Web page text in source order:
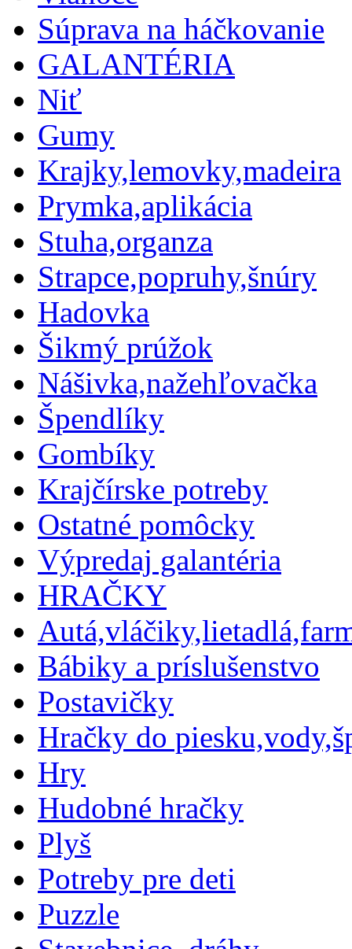
Súprava na háčkovanie
GALANTÉRIA
Niť
Gumy
Krajky,lemovky,madeira
Prymka,aplikácia
Stuha,organza
Strapce,popruhy,šnúry
Hadovka
Šikmý prúžok
Nášivka,nažehľovačka
Špendlíky
Gombíky
Krajčírske potreby
Ostatné pomôcky
Výpredaj galantéria
HRAČKY
Bábiky a príslušenstvo
Postavičky
Hračky do
Hry
Hudobné hračky
Plyš
Potreby pre deti
Puzzle